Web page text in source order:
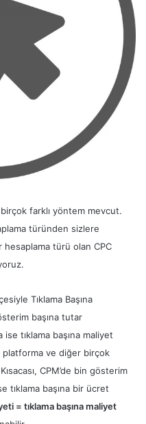
farklı yöntem mevcut.
türünden sizlere
hesaplama türü olan CPC
Tıklama Başına
başına tutar
ise tıklama başına maliyet
platforma ve diğer birçok
CPM’de bin gösterim
tıklama başına bir ücret
= tıklama başına maliyet